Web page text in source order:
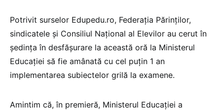
Potrivit surselor Edupedu.ro, Federația Părinților,
sindicatele și Consiliul Național al Elevilor au cerut în
ședința în desfășurare la această oră la Ministerul
Educației să fie amânată cu cel puțin 1 an
implementarea subiectelor grilă la examene.
Amintim că, în premieră, Ministerul Educației a